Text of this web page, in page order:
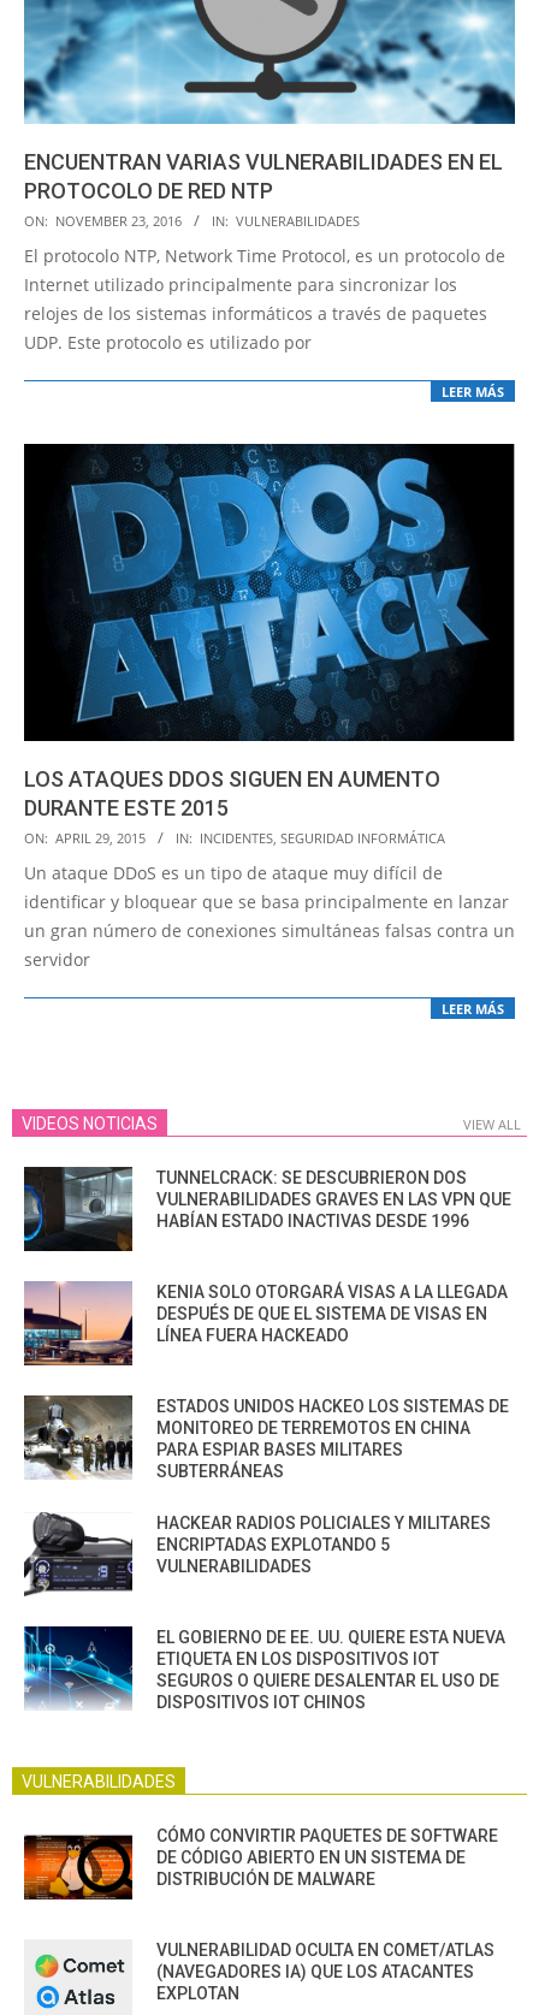
ENCUENTRAN VARIAS VULNERABILIDADES EN EL
PROTOCOLO DE RED NTP
2016-
11-
23
ON: NOVEMBER 23, 2016 IN: VULNERABILIDADES
El protocolo NTP, Network Time Protocol, es un protocolo de
Internet utilizado principalmente para sincronizar los
relojes de los sistemas informáticos a través de paquetes
UDP. Este protocolo es utilizado por
LEER MÁS
LOS ATAQUES DDOS SIGUEN EN AUMENTO
DURANTE ESTE 2015
2015-
04-
29
ON: APRIL 29, 2015 IN: INCIDENTES SEGURIDAD INFORMÁTICA
Un ataque DDoS es un tipo de ataque muy difícil de
identificar y bloquear que se basa principalmente en lanzar
un gran número de conexiones simultáneas falsas contra un
servidor
LEER MÁS
VIDEOS NOTICIAS VIEW ALL
TUNNELCRACK: SE DESCUBRIERON DOS
VULNERABILIDADES GRAVES EN LAS VPN QUE
HABÍAN ESTADO INACTIVAS DESDE 1996
KENIA SOLO OTORGARÁ VISAS A LA LLEGADA
DESPUÉS DE QUE EL SISTEMA DE VISAS EN
LÍNEA FUERA HACKEADO
ESTADOS UNIDOS HACKEO LOS SISTEMAS DE
MONITOREO DE TERREMOTOS EN CHINA
PARA ESPIAR BASES MILITARES
SUBTERRÁNEAS
HACKEAR RADIOS POLICIALES Y MILITARES
ENCRIPTADAS EXPLOTANDO 5
VULNERABILIDADES
EL GOBIERNO DE EE. UU. QUIERE ESTA NUEVA
ETIQUETA EN LOS DISPOSITIVOS IOT
SEGUROS O QUIERE DESALENTAR EL USO DE
DISPOSITIVOS IOT CHINOS
VULNERABILIDADES
CÓMO CONVIRTIR PAQUETES DE SOFTWARE
DE CÓDIGO ABIERTO EN UN SISTEMA DE
DISTRIBUCIÓN DE MALWARE
VULNERABILIDAD OCULTA EN COMET/ATLAS
(NAVEGADORES IA) QUE LOS ATACANTES
EXPLOTAN